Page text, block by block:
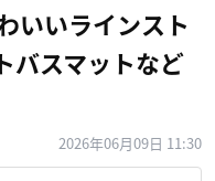
いいラインスト
バスマットなど
2026年06月09日 11:30